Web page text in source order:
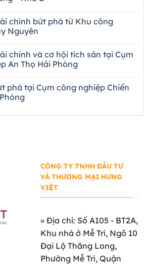
chính bứt phá từ Khu công
Nguyên
chính và cơ hội tích sản tại Cụm
An Thọ Hải Phòng
phá tại Cụm công nghiệp Chiến
CÔNG TY TNHH ĐẦU TƯ
VÀ THƯƠNG MẠI HƯNG
VIỆT
» Địa chỉ: Số A105 - BT2A,
Khu nhà ở Mễ Trì, Ngõ 10
Đại Lộ Thăng Long,
Phường Mễ Trì, Quận